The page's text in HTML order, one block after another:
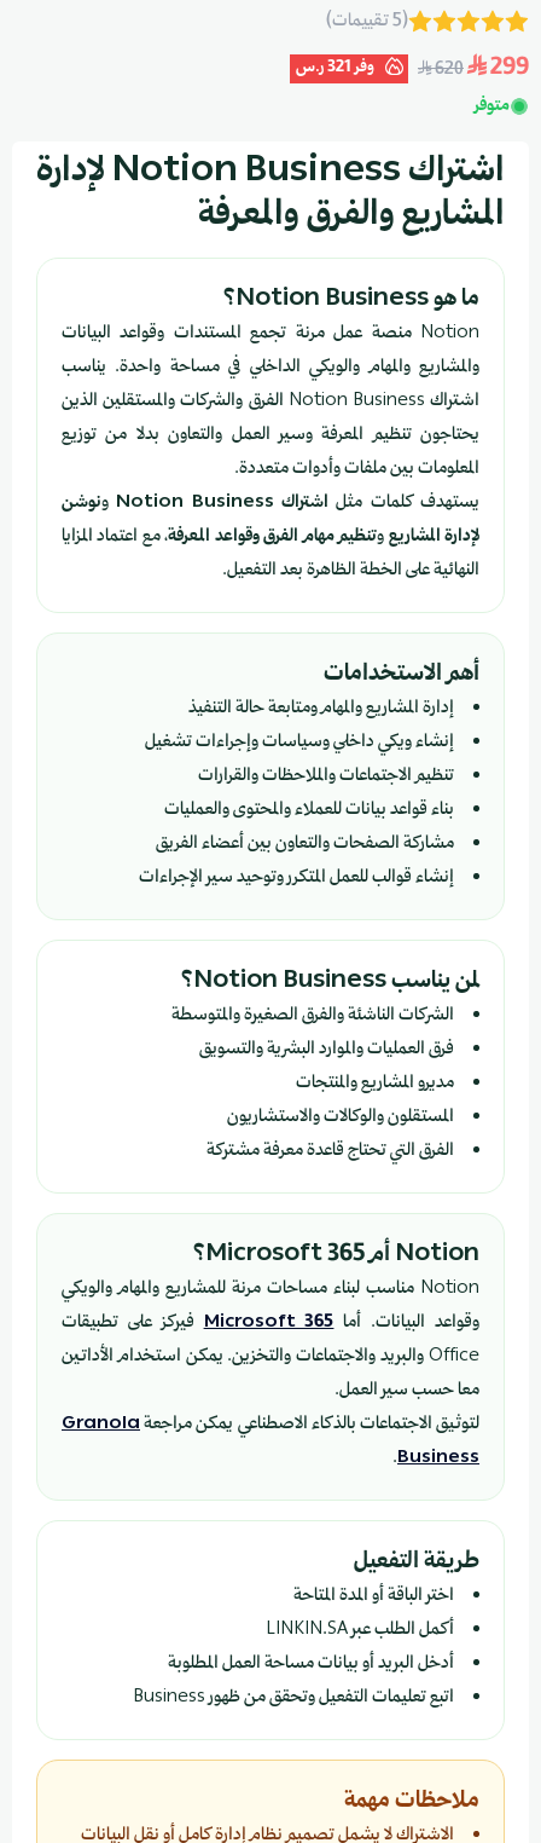
(5 تقييمات)
299
620 وفر321 ر.س
متوفر
اشتراك Notion Business لإدارة
المشاريع والفرق والمعرفة
ما هو Notion Business؟
Notion منصة عمل مرنة تجمع المستندات وقواعد البيانات
والمشاريع والمهام والويكي الداخلي في مساحة واحدة. يناسب
اشتراك Notion Business الفرق والشركات والمستقلين الذين
يحتاجون تنظيم المعرفة وسير العمل والتعاون بدلا من توزيع
المعلومات بين ملفات وأدوات متعددة.
يستهدف كلمات مثل اشتراك Notion Business ونوشن
لإدارة المشاريعوتنظيم مهام الفرق وقواعد المعرفة، مع اعتماد المزايا
النهائية على الخطة الظاهرة بعد التفعيل.
أهم الاستخدامات
إدارة المشاريع والمهام ومتابعة حالة التنفيذ
إنشاء ويكي داخلي وسياسات وإجراءات تشغيل
تنظيم الاجتماعات والملاحظات والقرارات
بناء قواعد بيانات للعملاء والمحتوى والعمليات
مشاركة الصفحات والتعاون بين أعضاء الفريق
إنشاء قوالب للعمل المتكرر وتوحيد سير الإجراءات
لمن يناسب Notion Business؟
الشركات الناشئة والفرق الصغيرة والمتوسطة
فرق العمليات والموارد البشرية والتسويق
مديرو المشاريع والمنتجات
المستقلون والوكالات والاستشاريون
الفرق التي تحتاج قاعدة معرفة مشتركة
Notion أم Microsoft 365؟
Notion مناسب لبناء مساحات مرنة للمشاريع والمهام والويكي
وقواعد البيانات. أماMicrosoft 365فيركز على تطبيقات
Office والبريد والاجتماعات والتخزين. يمكن استخدام الأداتين
معا حسب سير العمل.
لتوثيق الاجتماعات بالذكاء الاصطناعي يمكن مراجعةGranola
Business
.
طريقة التفعيل
اختر الباقة أو المدة المتاحة
أكمل الطلب عبر LINKIN.SA
أدخل البريد أو بيانات مساحة العمل المطلوبة
اتبع تعليمات التفعيل وتحقق من ظهور Business
ملاحظات مهمة
الاشتراك لا يشمل تصميم نظام إدارة كامل أو نقل البيانات